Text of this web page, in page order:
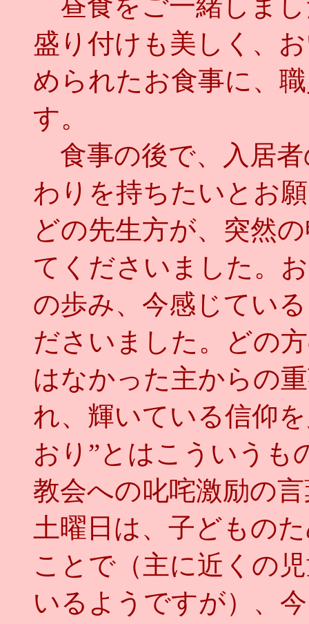
盛り付けも美しく、
められたお食事に、
す。
食事の後で、入居者
わりを持ちたいとお
どの先生方が、突然
てくださいました。
の歩み、今感じてい
ださいました。どの
はなかった主からの
れ、輝いている信仰
おり”とはこういうも
教会への叱咤激励の
土曜日は、子どもの
ことで（主に近くの
いるようですが）、